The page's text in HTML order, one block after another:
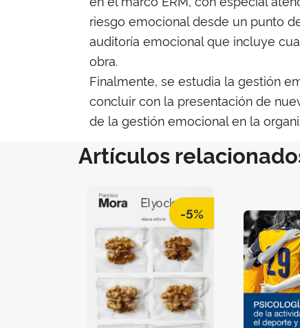
riesgo emocional desde un punto
auditoría emocional que incluye
obra.
Finalmente, se estudia la gestión
concluir con la presentación de
de la gestión emocional en la
Artículos
-5%